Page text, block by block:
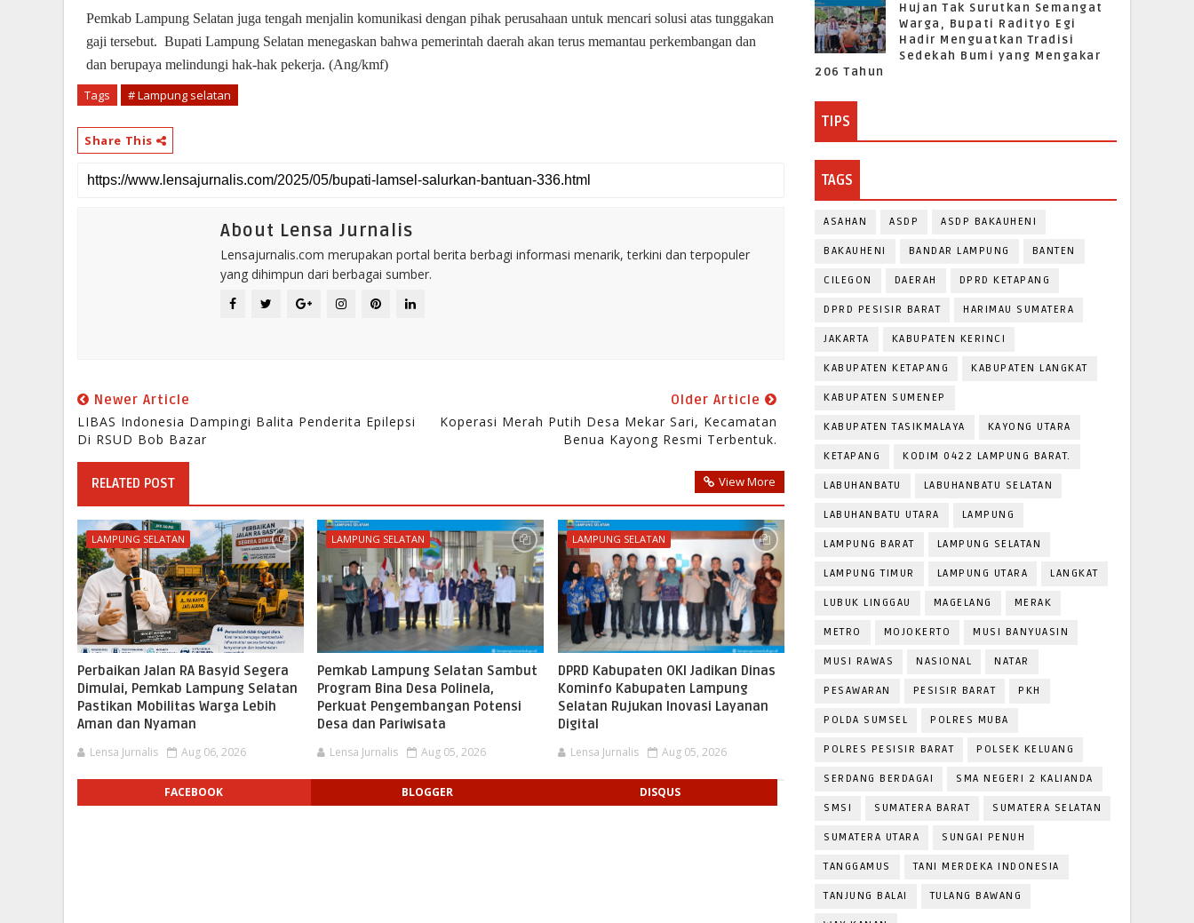
Pemkab Lampung Selatan juga tengah menjalin komunikasi dengan pihak perusahaan untuk mencari solusi atas tunggakan
gaji tersebut. Bupati Lampung Selatan menegaskan bahwa pemerintah daerah akan terus memantau perkembangan dan
dan berupaya melindungi hak-hak pekerja. (Ang/kmf)
Tags # Lampung selatan
Share This
About Lensa Jurnalis
Lensajurnalis.com merupakan portal berita berbagi informasi menarik, terkini dan terpopuler
yang dihimpun dari berbagai sumber.
Newer Article
LIBAS Indonesia Dampingi Balita Penderita Epilepsi
Di RSUD Bob Bazar
Older Article
Koperasi Merah Putih Desa Mekar Sari, Kecamatan
Benua Kayong Resmi Terbentuk.
RELATED POST View More
LAMPUNG SELATAN
Perbaikan Jalan RA Basyid Segera
Dimulai, Pemkab Lampung Selatan
Pastikan Mobilitas Warga Lebih
Aman dan Nyaman
Lensa Jurnalis Aug 06, 2026
LAMPUNG SELATAN
Pemkab Lampung Selatan Sambut
Program Bina Desa Polinela,
Perkuat Pengembangan Potensi
Desa dan Pariwisata
Lensa Jurnalis Aug 05, 2026
LAMPUNG SELATAN
DPRD Kabupaten OKI Jadikan Dinas
Kominfo Kabupaten Lampung
Selatan Rujukan Inovasi Layanan
Digital
Lensa Jurnalis Aug 05, 2026
FACEBOOK BLOGGER DISQUS
Hujan Tak Surutkan Semangat
Warga, Bupati Radityo Egi
Hadir Menguatkan Tradisi
Sedekah Bumi yang Mengakar
206 Tahun
TIPS
TAGS
ASAHAN ASDP ASDP BAKAUHENI
BAKAUHENI BANDAR LAMPUNG BANTEN
CILEGON DAERAH DPRD KETAPANG
DPRD PESISIR BARAT HARIMAU SUMATERA
JAKARTA KABUPATEN KERINCI
KABUPATEN KETAPANG KABUPATEN LANGKAT
KABUPATEN SUMENEP
KABUPATEN TASIKMALAYA KAYONG UTARA
KETAPANG KODIM 0422 LAMPUNG BARAT.
LABUHANBATU LABUHANBATU SELATAN
LABUHANBATU UTARA LAMPUNG
LAMPUNG BARAT LAMPUNG SELATAN
LAMPUNG TIMUR LAMPUNG UTARA LANGKAT
LUBUK LINGGAU MAGELANG MERAK
METRO MOJOKERTO MUSI BANYUASIN
MUSI RAWAS NASIONAL NATAR
PESAWARAN PESISIR BARAT PKH
POLDA SUMSEL POLRES MUBA
POLRES PESISIR BARAT POLSEK KELUANG
SERDANG BERDAGAI SMA NEGERI 2 KALIANDA
SMSI SUMATERA BARAT SUMATERA SELATAN
SUMATERA UTARA SUNGAI PENUH
TANGGAMUS TANI MERDEKA INDONESIA
TANJUNG BALAI TULANG BAWANG